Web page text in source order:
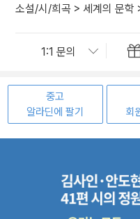
소설/시/희곡 > 세계의 문학
중고
알라딘에 팔기
회